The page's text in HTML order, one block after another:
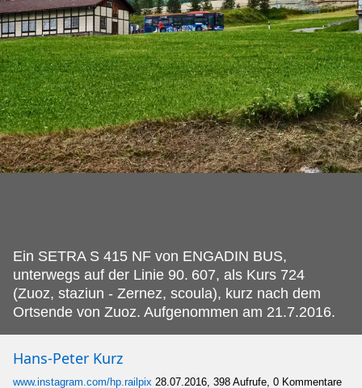
Ein SETRA S 415 NF von ENGADIN BUS,
unterwegs auf der Linie 90. 607, als Kurs 724
(Zuoz, staziun - Zernez, scoula), kurz nach dem
Ortsende von Zuoz. Aufgenommen am 21.7.2016.
Hans-Peter Kurz
www.instagram.com/hp.railpix 28.07.2016, 398 Aufrufe, 0 Kommentare